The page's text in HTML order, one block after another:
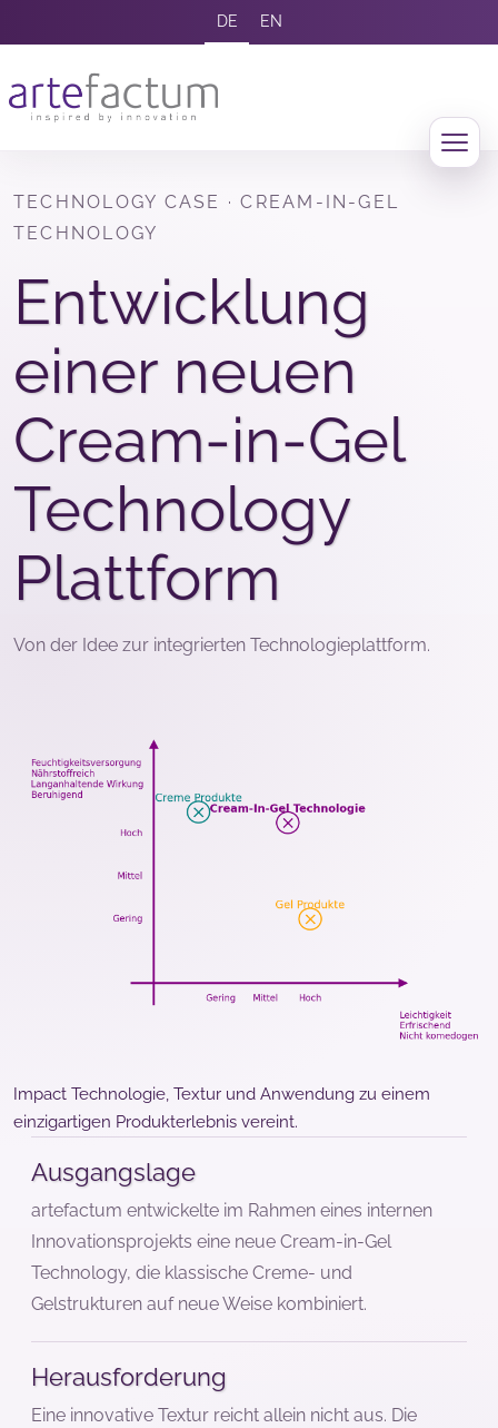
DE EN
TECHNOLOGY CASE · CREAM-IN-GEL
TECHNOLOGY
Entwicklung
einer neuen
Cream-in-Gel
Technology
Plattform
Von der Idee zur integrierten Technologieplattform.
Impact Technologie, Textur und Anwendung zu einem
einzigartigen Produkterlebnis vereint.
Ausgangslage
artefactum entwickelte im Rahmen eines internen
Innovationsprojekts eine neue Cream-in-Gel
Technology, die klassische Creme- und
Gelstrukturen auf neue Weise kombiniert.
Herausforderung
Eine innovative Textur reicht allein nicht aus. Die